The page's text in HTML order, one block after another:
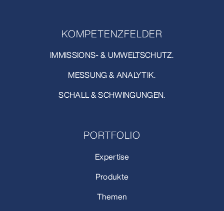
KOMPETENZFELDER
IMMISSIONS- & UMWELTSCHUTZ.
MESSUNG & ANALYTIK.
SCHALL & SCHWINGUNGEN.
PORTFOLIO
Expertise
Produkte
Themen